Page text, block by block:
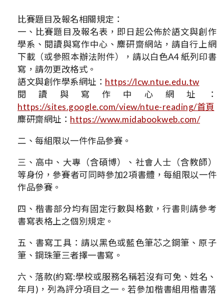
比賽題目及報名相關規定：
一、比賽題目及報名表，即日起公佈於語文與創作
學系、閱讀與寫作中心、麋研齋網站，請自行上網
下載（或參照本辦法附件），請以白色A4 紙列印書
寫，請勿更改格式。
語文與創作學系網址： https://lcw.ntue.edu.tw
閱讀與寫作中心網址：
https://sites.google.com/view/ntue-reading/首頁
麋研齋網址： https://www.midabookweb.com/
二、每組限以一件作品參賽。
三、高中、大專（含碩博）、社會人士（含教師）
等身份，參賽者可同時參加2項書體，每組限以一件
作品參賽。
四、楷書部分均有固定行數與格數，行書則請參考
書寫表格上之個別規定。
五、書寫工具：請以黑色或藍色筆芯之鋼筆、原子
筆、鋼珠筆三者擇一書寫。
六、落款(約寫:學校或服務名稱若沒有可免、姓名、
年月)，列為評分項目之一。若參加楷書組用楷書落